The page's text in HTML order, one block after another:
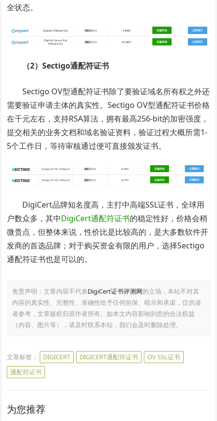
全状态。
（2）Sectigo通配符证书
Sectigo OV型通配符证书除了要验证域名所有权之外还
需要验证申请主体的真实性。Sectigo OV型通配符证书价格
在千元左右，支持RSA算法，拥有最高256-bit的加密强度，
提交相关的业务文档和域名验证资料，验证过程大概所需1-
5个工作日，等待审核通过便可直接颁发证书。
DigiCert品牌知名度高，主打中高端SSL证书，全球用
户数众多，其中DigiCert通配符证书的稳定性好，价格会稍
微贵点，但整体来说，性价比是比较高的，是大多数软件开
发商的首选品牌；对于购买资金有限的用户，选择Sectigo
通配符证书也是可以的。
免责声明：文章内容不代表DigiCert证书评测网的立场，本站不对其
内容的真实性、完整性、准确性给予任何担保、暗示和承诺，仅供读
者参考，文章版权归原作者所有。如本文内容影响到您的合法权益
（内容、图片等），请及时联系本站，我们会及时删除处理。
文章标签： DIGICERT DIGICERT通配符证书
OV SSL证书
通配符证书
为您推荐